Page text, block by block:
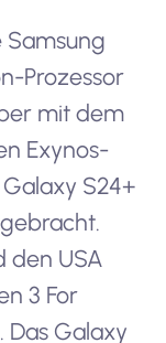
Prozessor
mit dem
Exynos-
S24+
den USA
3 For
Das Galaxy